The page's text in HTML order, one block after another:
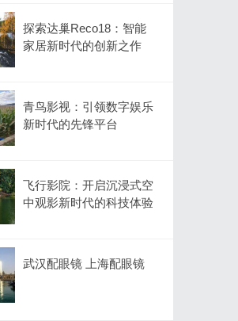
探索达巢Reco18：智能
家居新时代的创新之作
青鸟影视：引领数字娱乐
新时代的先锋平台
飞行影院：开启沉浸式空
中观影新时代的科技体验
武汉配眼镜 上海配眼镜